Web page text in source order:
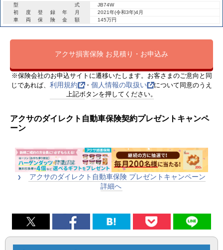
型式
JB74W
初度登録年月
2021年(令和3年)4月
車両保険金額
145万円
アクサ損害保険 お見積り・お申込み
※保険会社のお申込サイトに遷移いたします。お客さまのご意向と同
じであれば、 利用規約 ・ 個人情報の取扱い
について同意のうえ
上記ボタンを押してください。
アクサのダイレクト自動車保険契約プレゼントキャンペ
ーン
アクサのダイレクト自動車保険 プレゼントキャンペーン
詳細へ